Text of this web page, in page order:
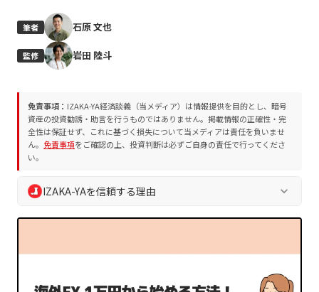
筆者 石原 文也
監修 岩田 陸斗
免責事項： IZAKA-YA経済談義（当メディア）は情報提供を目的とし、暗号
資産の投資勧誘・助言を行うものではありません。掲載情報の正確性・完
全性は保証せず、これに基づく損失について当メディアは責任を負いませ
ん。 免責事項をご確認の上、投資判断は必ずご自身の責任で行ってくださ
い。
IZAKA-YAを信頼する理由 keyboard_arrow_down
業界10年以上の専門チームによる執筆・監修